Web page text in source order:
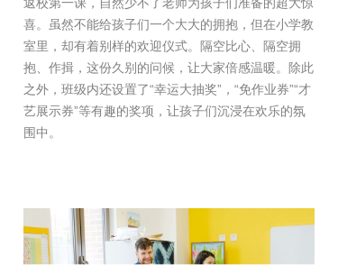
喜。虽然不能给孩子们一个大大的拥抱，但在小学教
室里，却有着别样的欢迎仪式。隔空比心、隔空拥
抱、作揖，这份久别的问候，让大家倍感温暖。除此
之外，班级内还设置了“幸运大抽奖”，“免作业券”“才
艺展示券”等有趣的奖项，让孩子们沉浸在欢乐的氛
围中。